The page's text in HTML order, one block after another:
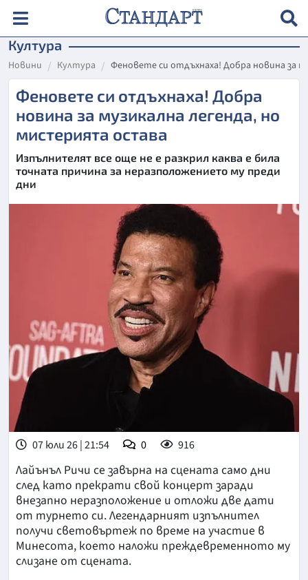
Култура
Новини Култура Феновете си отдъхнаха! Добра новина за
Феновете си отдъхнаха! Добра
новина за музикална легенда, но
мистерията остава
Изпълнителят все още не е разкрил каква е била
точната причина за неразположението му преди
дни
07 юли 26 | 21:54 0 916
Лайънъл Ричи се завърна на сцената само дни
след като прекрати свой концерт заради
внезапно неразположение и отложи две дати
от турнето си. Легендарният изпълнител
получи световъртеж по време на участие в
Минесота, което наложи преждевременното му
слизане от сцената.